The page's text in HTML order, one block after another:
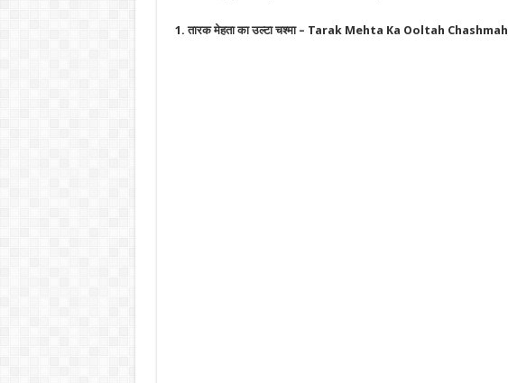
1. तारक मेहता का उल्टा चश्मा – Tarak Mehta Ka Ooltah Chashmah